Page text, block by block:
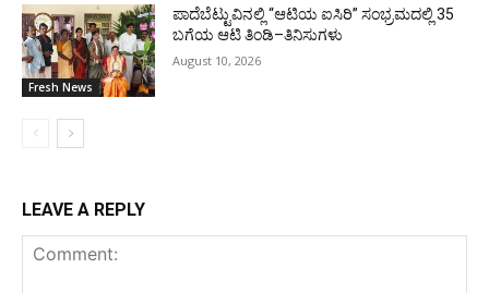
Fresh News
ಪಾದೆಬೆಟ್ಟುವಿನಲ್ಲಿ “ಆಟಿಯ ಐಸಿರಿ’’ ಸಂಭ್ರಮದಲ್ಲಿ 35
ಬಗೆಯ ಆಟಿ ತಿಂಡಿ–ತಿನಿಸುಗಳು
August 10, 2026
LEAVE A REPLY